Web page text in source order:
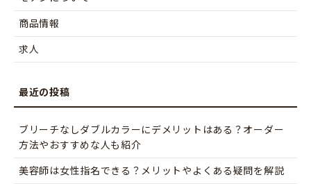
商品情報
求人
ブリーチなしダブルカラーにデメリットはある？オーダー
方法やおすすめな人も紹介
美容師は女性指名できる？メリットやよくある疑問を解説